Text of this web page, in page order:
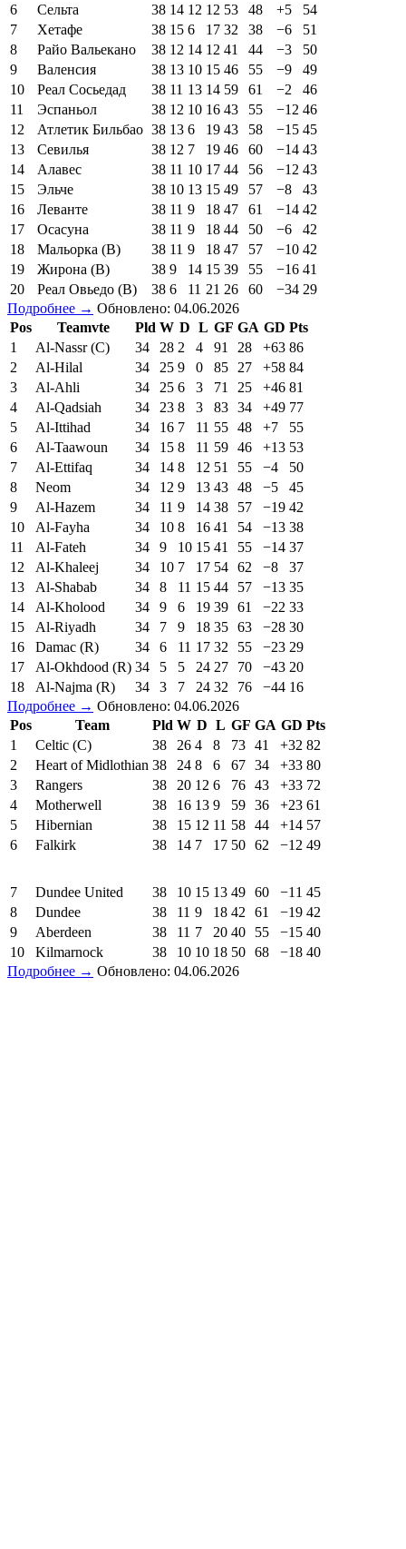
6
Сельта 38 14 12 12 53 48 +5
54
7
Хетафе 38 15 6 17 32 38 −6
51
8
Райо Вальекано 38 12 14 12 41 44 −3
50
9
Валенсия 38 13 10 15 46 55 −9
49
10
Реал Сосьедад 38 11 13 14 59 61 −2
46
11
Эспаньол 38 12 10 16 43 55 −12 46
12
Атлетик Бильбао 38 13 6 19 43 58 −15 45
13
Севилья 38 12 7 19 46 60 −14 43
14
Алавес 38 11 10 17 44 56 −12 43
15
Эльче 38 10 13 15 49 57 −8
43
16
Леванте 38 11 9 18 47 61 −14 42
17
Осасуна 38 11 9 18 44 50 −6
42
18
Мальорка (В) 38 11 9 18 47 57 −10 42
19
Жирона (В) 38 9 14 15 39 55 −16 41
20
Реал Овьедо (В) 38 6 11 21 26 60 −34 29
Подробнее → Обновлено: 04.06.2026
Pos
Teamvte Pld W D L GF GA GD Pts
1
Al-Nassr (C) 34 28 2 4 91 28 +63 86
2
Al-Hilal 34 25 9 0 85 27 +58 84
3
Al-Ahli 34 25 6 3 71 25 +46 81
4
Al-Qadsiah 34 23 8 3 83 34 +49 77
5
Al-Ittihad 34 16 7 11 55 48 +7
55
6
Al-Taawoun 34 15 8 11 59 46 +13 53
7
Al-Ettifaq 34 14 8 12 51 55 −4
50
8
Neom 34 12 9 13 43 48 −5
45
9
Al-Hazem 34 11 9 14 38 57 −19 42
10
Al-Fayha 34 10 8 16 41 54 −13 38
11
Al-Fateh 34 9 10 15 41 55 −14 37
12
Al-Khaleej 34 10 7 17 54 62 −8
37
13
Al-Shabab 34 8 11 15 44 57 −13 35
14
Al-Kholood 34 9 6 19 39 61 −22 33
15
Al-Riyadh 34 7 9 18 35 63 −28 30
16
Damac (R) 34 6 11 17 32 55 −23 29
17
Al-Okhdood (R) 34 5 5 24 27 70 −43 20
18
Al-Najma (R) 34 3 7 24 32 76 −44 16
Подробнее → Обновлено: 04.06.2026
Pos
Team Pld W D L GF GA GD Pts
1
Celtic (C) 38 26 4 8 73 41 +32 82
2
Heart of Midlothian 38 24 8 6 67 34 +33 80
3
Rangers 38 20 12 6 76 43 +33 72
4
Motherwell 38 16 13 9 59 36 +23 61
5
Hibernian 38 15 12 11 58 44 +14 57
6
Falkirk 38 14 7 17 50 62 −12 49
7 Dundee United 38 10 15 13 49 60 −11 45
8
Dundee 38 11 9 18 42 61 −19 42
9
Aberdeen 38 11 7 20 40 55 −15 40
10
Kilmarnock 38 10 10 18 50 68 −18 40
Подробнее → Обновлено: 04.06.2026